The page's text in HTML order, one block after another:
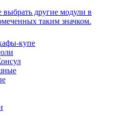
другие модули в
таким значком.
купе